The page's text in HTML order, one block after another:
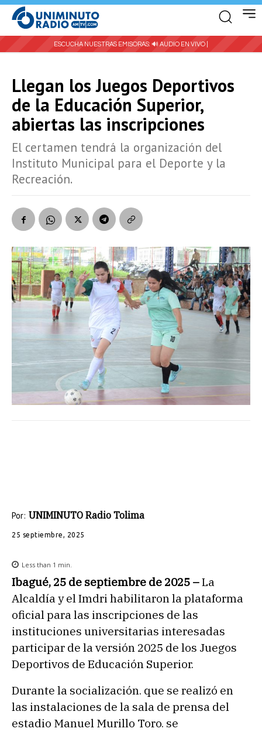
ESCUCHA NUESTRAS EMISORAS: 🔊 AUDIO EN VIVO |
Llegan los Juegos Deportivos
de la Educación Superior,
abiertas las inscripciones
El certamen tendrá la organización del
Instituto Municipal para el Deporte y la
Recreación.
Por: UNIMINUTO Radio Tolima
25 septiembre, 2025
Less than 1 min.
Ibagué, 25 de septiembre de 2025 –La
Alcaldía y el Imdri habilitaron la plataforma
oficial para las inscripciones de las
instituciones universitarias interesadas
participar de la versión 2025 de los Juegos
Deportivos de Educación Superior.
Durante la socialización. que se realizó en
las instalaciones de la sala de prensa del
estadio Manuel Murillo Toro. se